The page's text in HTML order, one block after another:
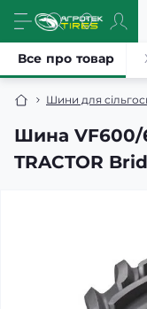
Шини для
Шина VF600/
TRACTOR
Все про товар